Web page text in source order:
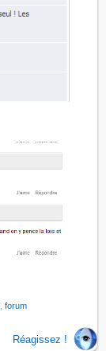
,forum
Réagissez !